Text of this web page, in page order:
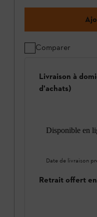
Comparer
Livraison à
d'achats)
Disponible en
Date de livraison
Retrait offert